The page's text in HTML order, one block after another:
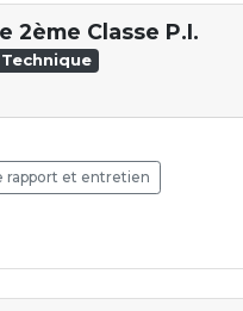
2ème Classe P.I.
Technique
rapport et entretien